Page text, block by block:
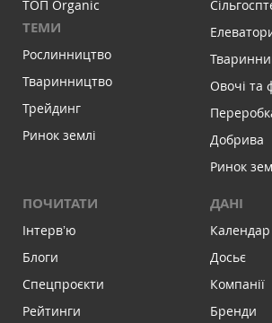
ТОП Organic
ТЕМИ
Рослинництво
Тваринництво
Трейдинг
Ринок землі
Овочі та
Добрива
Ринок
ПОЧИТАТИ
Інтервʼю
Блоги
Спецпроєкти
Рейтинги
ДАНІ
Календар
Досьє
Компанії
Бренди